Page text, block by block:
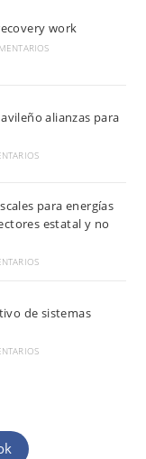
work
alianzas para
para energías
estatal y no
de sistemas